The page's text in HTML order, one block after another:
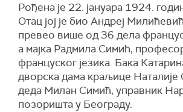
Рођена је 22. јануара 1924.
Отац јој је био Андреј
превео више од 36 дела
а мајка Радмила Симић,
француског језика. Бака
дворска дама краљице
деда Милан Симић, управник
позоришта у Београду.